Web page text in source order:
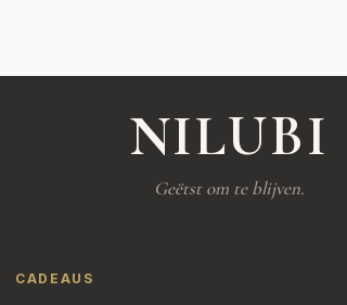
NILUBI
Geëtst om te blijven.
CADEAUS